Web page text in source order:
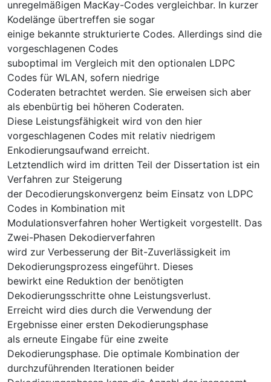
unregelmäßigen MacKay-Codes vergleichbar. In kurzer
Kodelänge übertreffen sie sogar
einige bekannte strukturierte Codes. Allerdings sind die
vorgeschlagenen Codes
suboptimal im Vergleich mit den optionalen LDPC
Codes für WLAN, sofern niedrige
Coderaten betrachtet werden. Sie erweisen sich aber
als ebenbürtig bei höheren Coderaten.
Diese Leistungsfähigkeit wird von den hier
vorgeschlagenen Codes mit relativ niedrigem
Enkodierungsaufwand erreicht.
Letztendlich wird im dritten Teil der Dissertation ist ein
Verfahren zur Steigerung
der Decodierungskonvergenz beim Einsatz von LDPC
Codes in Kombination mit
Modulationsverfahren hoher Wertigkeit vorgestellt. Das
Zwei-Phasen Dekodierverfahren
wird zur Verbesserung der Bit-Zuverlässigkeit im
Dekodierungsprozess eingeführt. Dieses
bewirkt eine Reduktion der benötigten
Dekodierungsschritte ohne Leistungsverlust.
Erreicht wird dies durch die Verwendung der
Ergebnisse einer ersten Dekodierungsphase
als erneute Eingabe für eine zweite
Dekodierungsphase. Die optimale Kombination der
durchzuführenden Iterationen beider